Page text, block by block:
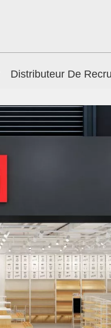
Distributeur De